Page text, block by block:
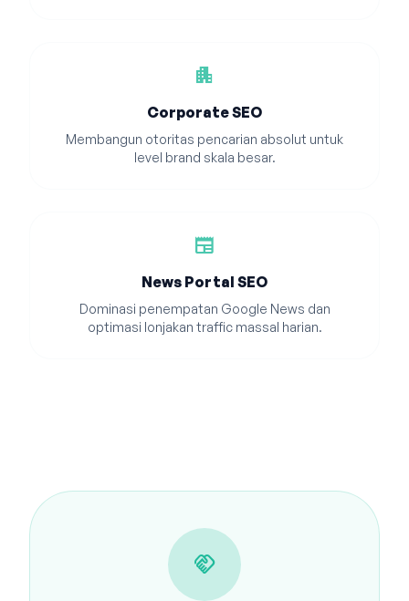
apartment
Corporate SEO
Membangun otoritas pencarian absolut untuk
level brand skala besar.
newspaper
News Portal SEO
Dominasi penempatan Google News dan
optimasi lonjakan traffic massal harian.
handshake